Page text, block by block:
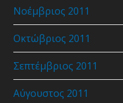
Νοέμβριος 2011
Οκτώβριος 2011
Σεπτέμβριος 2011
Αύγουστος 2011